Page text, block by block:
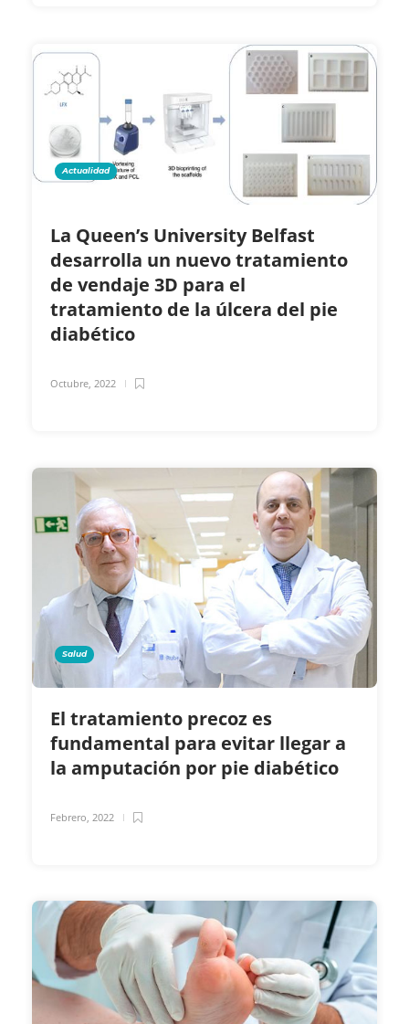
Actualidad
La Queen’s University Belfast
desarrolla un nuevo tratamiento
de vendaje 3D para el
tratamiento de la úlcera del pie
diabético
Octubre, 2022
Salud
El tratamiento precoz es
fundamental para evitar llegar a
la amputación por pie diabético
Febrero, 2022